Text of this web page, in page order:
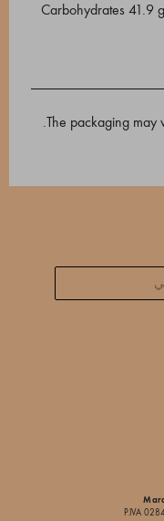
Carbohydrates 41.9
The packaging may
P.IVA